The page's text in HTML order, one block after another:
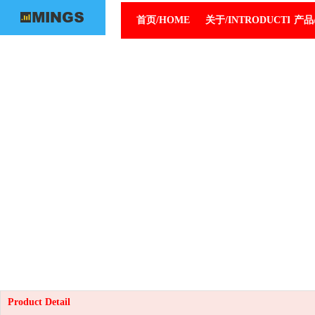
首页/HOME 关于/INTRODUCTION
产
Product Detail